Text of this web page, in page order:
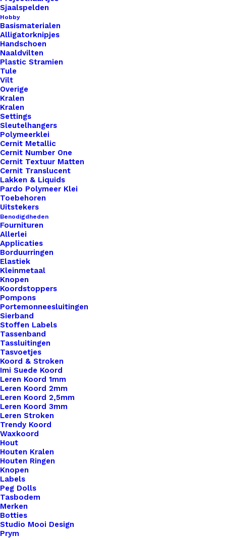
Sjaalspelden
Hobby
Basismaterialen
Alligatorknipjes
Handschoen
Naaldvilten
Plastic Stramien
Tule
Vilt
Overige
Kralen
Kralen
Settings
Sleutelhangers
Polymeerklei
Cernit Metallic
Cernit Number One
Cernit Textuur Matten
Cernit Translucent
Lakken & Liquids
Pardo Polymeer Klei
Toebehoren
Uitstekers
Benodigdheden
Fournituren
Allerlei
Applicaties
Borduurringen
Elastiek
Kleinmetaal
Knopen
Koordstoppers
Pompons
Portemonneesluitingen
Sierband
Stoffen Labels
Tassenband
Tassluitingen
Tasvoetjes
Koord & Stroken
Imi Suede Koord
Leren Koord 1mm
Leren Koord 2mm
Leren Koord 2,5mm
Leren Koord 3mm
Leren Stroken
Trendy Koord
Waxkoord
Hout
Houten Kralen
Houten Ringen
Knopen
Labels
Peg Dolls
Tasbodem
Merken
Botties
Studio Mooi Design
Prym
Groen
aantal
Artikelnummer
Categorie
Kleur
Unieke en kwaliteitsproducten
Overzicht
Nog meer leuks!
€3,95